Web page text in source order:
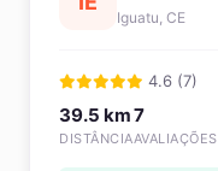
Iguatu, CE
4.6 (7)
39.5 km
DISTÂNCIA
7
AVALIAÇÕES